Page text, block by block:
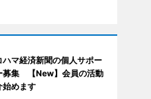
ハマ経済新聞の個人サポー
募集 【New】会員の活動
始めます